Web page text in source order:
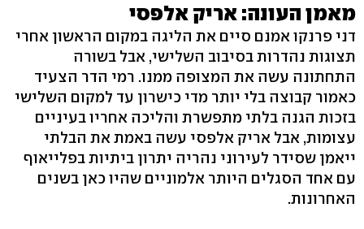
מאמן העונה: אריק אלפסי
דני פרנקו אמנם סיים את הליגה במקום הראשון אחרי
תצוגות נהדרות בסיבוב השלישי, אבל בשורה
התחתונה עשה את המצופה ממנו. רמי הדר הצעיד
כאמור קבוצה בלי יותר מדי כישרון עד למקום השלישי
בזכות הגנה בלתי מתפשרת והליכה אחריו בעיניים
עצומות, אבל אריק אלפסי עשה באמת את הבלתי
ייאמן שסידר לעירוני נהריה יתרון ביתיות בפלייאוף
עם אחד הסגלים היותר אלמוניים שהיו כאן בשנים
האחרונות.